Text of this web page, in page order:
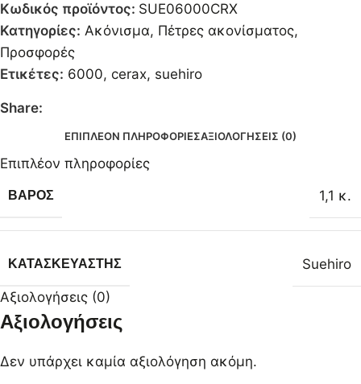
Κωδικός προϊόντος: SUE06000CRX
Κατηγορίες: Ακόνισμα, Πέτρες ακονίσματος,
Προσφορές
Ετικέτες: 6000, cerax, suehiro
Share:
ΕΠΙΠΛΈΟΝ ΠΛΗΡΟΦΟΡΊΕΣΑΞΙΟΛΟΓΉΣΕΙΣ (0)
Επιπλέον πληροφορίες
ΒΆΡΟΣ 1,1 κ.
ΚΑΤΑΣΚΕΥΑΣΤΉΣ Suehiro
Αξιολογήσεις (0)
Αξιολογήσεις
Δεν υπάρχει καμία αξιολόγηση ακόμη.